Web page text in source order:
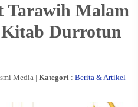
Tarawih Malam
Durrotun
Media |Kategori :Berita & Artikel